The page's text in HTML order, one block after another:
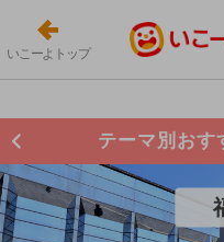
いこーよトップ
テーマ別おす